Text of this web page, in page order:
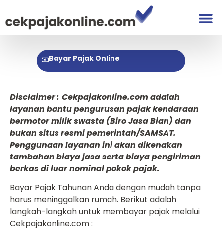
Bayar Pajak Online
Disclaimer : Cekpajakonline.com adalah
layanan bantu pengurusan pajak kendaraan
bermotor milik swasta (Biro Jasa Bian) dan
bukan situs resmi pemerintah/SAMSAT.
Penggunaan layanan ini akan dikenakan
tambahan biaya jasa serta biaya pengiriman
berkas di luar nominal pokok pajak.
Bayar Pajak Tahunan Anda dengan mudah tanpa
harus meninggalkan rumah. Berikut adalah
langkah-langkah untuk membayar pajak melalui
Cekpajakonline.com :